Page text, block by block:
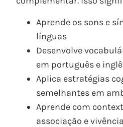
Aprende os sons e
línguas
Desenvolve
em português e
Aplica estratégias
semelhantes em
Aprende com
associação e vivência